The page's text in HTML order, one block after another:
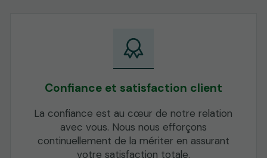
Confiance et satisfaction client
La confiance est au cœur de notre relation
avec vous. Nous nous efforçons
continuellement de la mériter en assurant
votre satisfaction totale.